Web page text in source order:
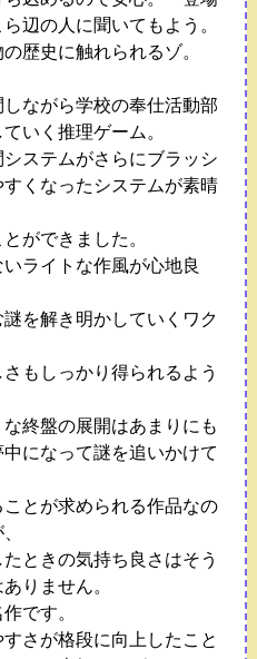
辺の人に聞いてもよう。
歴史に触れられるゾ。
ながら学校の奉仕活動部
いく推理ゲーム。
システムがさらにブラッシ
くなったシステムが素晴
ができました。
ライトな作風が心地良
を解き明かしていくワク
もしっかり得られるよう
終盤の展開はあまりにも
になって謎を追いかけて
とが求められる作品なの
ときの気持ち良さはそう
りません。
です。
さが格段に向上したこと